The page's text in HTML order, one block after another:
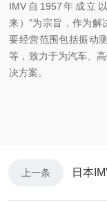
IMV自1957年成立
来）"为宗旨，作为解
要经营范围包括振动
等，致力于为汽车、
决方案。
上一条 日本